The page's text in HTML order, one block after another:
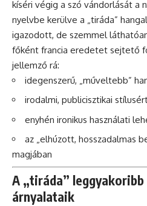
kíséri végig a szó vándorlását a
nyelvbe kerülve a „tiráda”
igazodott, de szemmel
főként francia eredetet sejtető
jellemző rá:
idegenszerű, „műveltebb”
irodalmi, publicisztikai
enyhén ironikus használati
az „elhúzott, hosszadalmas
magjában
A „tiráda”
árnyalataik